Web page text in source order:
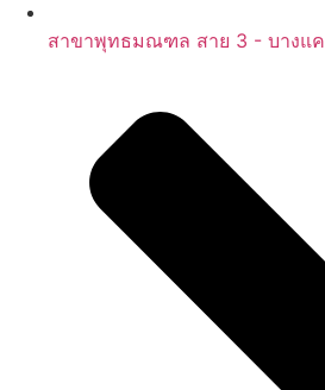
สาขาพุทธมณฑล สาย 3 - บางแค